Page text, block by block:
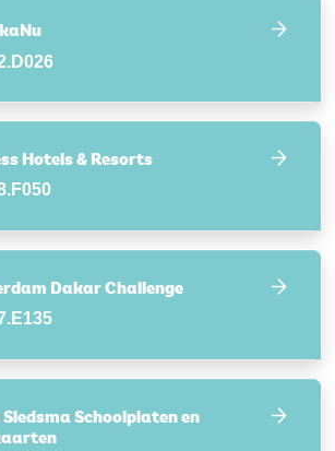
Hotels & Resorts
Dakar Challenge
Schoolplaten en